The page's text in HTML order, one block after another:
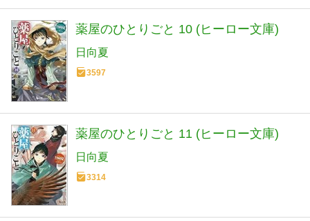
薬屋のひとりごと 10 (ヒーロー文庫)
日向夏
3597
薬屋のひとりごと 11 (ヒーロー文庫)
日向夏
3314